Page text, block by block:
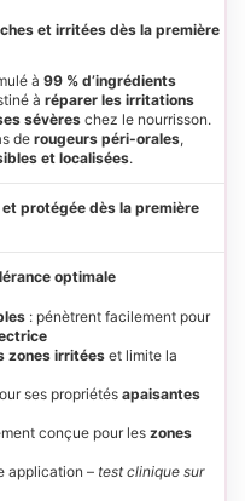
et irritées dès la première
à 99 % d’ingrédients
à réparer les irritations
sévèreschez le nourrisson.
derougeurs péri-orales,
et localisées.
protégée dès la première
optimale
: pénètrent facilement pour
zones irritéeset limite la
ses propriétésapaisantes
conçue pour les zones
application – test clinique sur